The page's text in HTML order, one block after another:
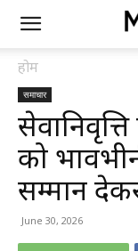
होम
समाचार
को
सम्मान
June 30, 2026